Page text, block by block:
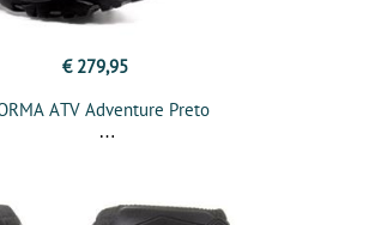
€ 279,95
ATV Adventure Preto